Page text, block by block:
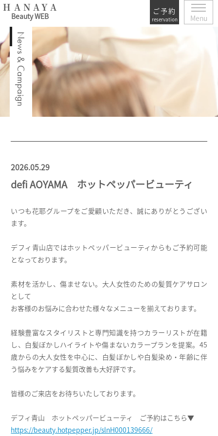
HANAYA
Beauty WEB
ご予約
reservation Menu
News & Campaign
202605.29
defi AOYAMA ホットペッパービューティ
いつも花耶グループをご愛顧いただき、誠にありがとうござい
ます。
デフィ青山店ではホットペッパービューティからもご予約可能
となっております。
素材を活かし、傷ませない。大人女性のための髪質ケアサロン
として
お客様のお悩みに合わせた様々なメニューを揃えております。
経験豊富なスタイリストと専門知識を持つカラーリストが在籍
し、白髪ぼかしハイライトや傷まないカラープランを提案。45
歳からの大人女性を中心に、白髪ぼかしや白髪染め・年齢に伴
う悩みをケアする髪質改善も大好評です。
皆様のご来店をお待ちいたしております。
デフィ青山 ホットペッパービューティ ご予約はこちら▼
https://beauty.hotpepper.jp/slnH000139666/